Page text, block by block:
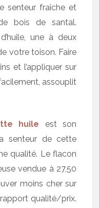
senteur fraîche et
bois de santal.
une à deux
votre toison. Faire
et l’appliquer sur
assouplit
huile est son
senteur de cette
qualité. Le flacon
vendue à 27,50
moins cher sur
qualité/prix.